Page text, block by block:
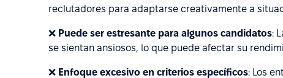
reclutadores para adaptarse creativamente a
❌ Puede ser estresante para algunos candidatos:
se sientan ansiosos, lo que puede afectar su
❌ Enfoque excesivo en criterios específicos: Los